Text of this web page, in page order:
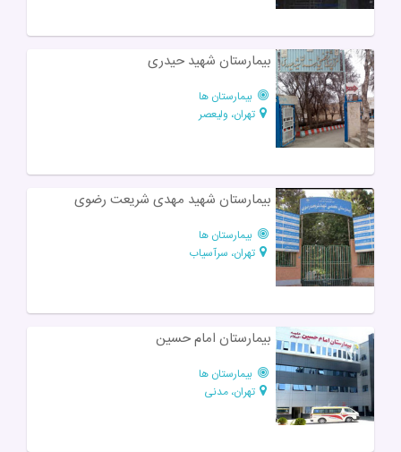
بیمارستان شهید حیدری
بیمارستان ها
تهران، ولیعصر
بیمارستان شهید مهدی شریعت رضوی
بیمارستان ها
تهران، سرآسیاب
بیمارستان امام حسین
بیمارستان ها
تهران، مدنی